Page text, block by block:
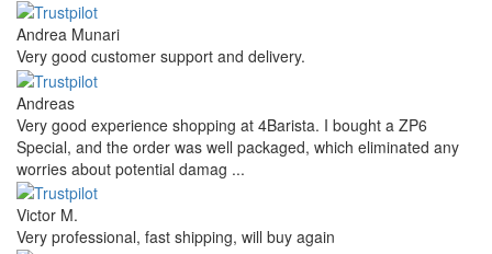
Andrea Munari
Very good customer support and delivery.
Andreas
Very good experience shopping at 4Barista. I bought a ZP6
Special, and the order was well packaged, which eliminated any
worries about potential damag ...
Victor M.
Very professional, fast shipping, will buy again